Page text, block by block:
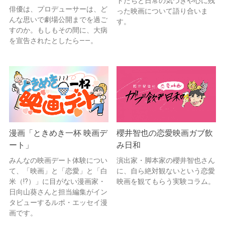
俳優は、プロデューサーは、ど
んな思いで劇場公開までを過ご
すのか。もしもその間に、大病
を宣告されたとしたら——。
った映画について語り合いま
す。
漫画「ときめき一杯 映画デ
ート」
みんなの映画デート体験につい
て、「映画」と「恋愛」と「白
米（!?）」に目がない漫画家・
日向山葵さんと担当編集がイン
タビューするルポ・エッセイ漫
画です。
櫻井智也の恋愛映画ガブ飲
み日和
演出家・脚本家の櫻井智也さん
に、自ら絶対観ないという恋愛
映画を観てもらう実験コラム。